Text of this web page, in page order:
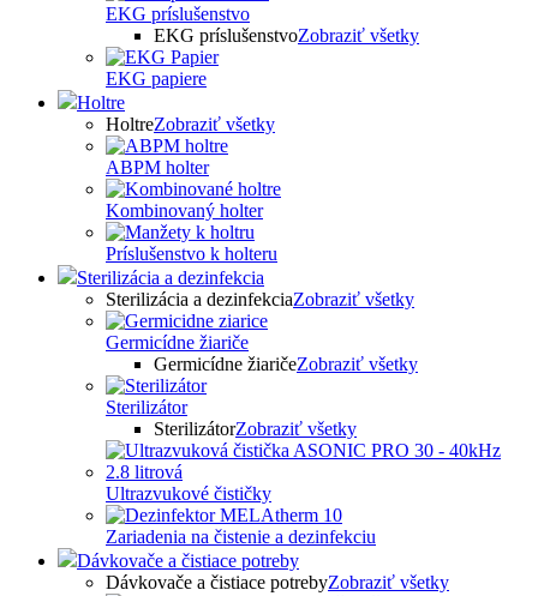
EKG príslušenstvo
EKG príslušenstvoZobraziť všetky
EKG papiere
Holtre
HoltreZobraziť všetky
ABPM holter
Kombinovaný holter
Príslušenstvo k holteru
Sterilizácia a dezinfekcia
Sterilizácia a dezinfekciaZobraziť všetky
Germicídne žiariče
Germicídne žiaričeZobraziť všetky
Sterilizátor
SterilizátorZobraziť všetky
Ultrazvukové čističky
Zariadenia na čistenie a dezinfekciu
Dávkovače a čistiace potreby
Dávkovače a čistiace potrebyZobraziť všetky